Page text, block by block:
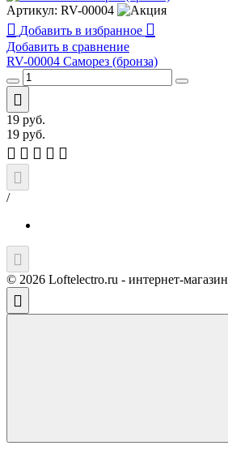
Артикул: RV-00004
Добавить в избранное
Добавить в сравнение
RV-00004 Саморез (бронза)
19 руб.
19 руб.
/
© 2026 Loftelectro.ru - интернет-магазин